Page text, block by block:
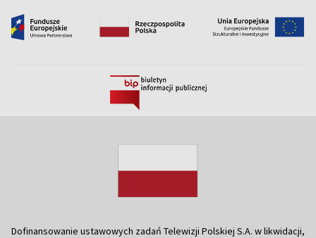
Dofinansowanie ustawowych zadań Telewizji Polskiej S.A. w likwidacji,